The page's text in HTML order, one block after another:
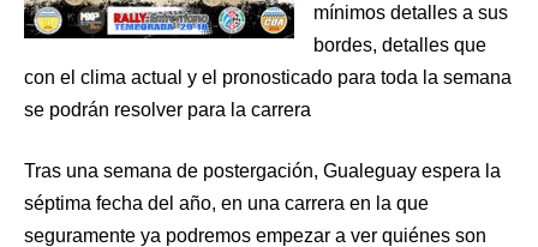
mínimos detalles a sus
bordes, detalles que
con el clima actual y el pronosticado para toda la semana
se podrán resolver para la carrera
Tras una semana de postergación, Gualeguay espera la
séptima fecha del año, en una carrera en la que
seguramente ya podremos empezar a ver quiénes son